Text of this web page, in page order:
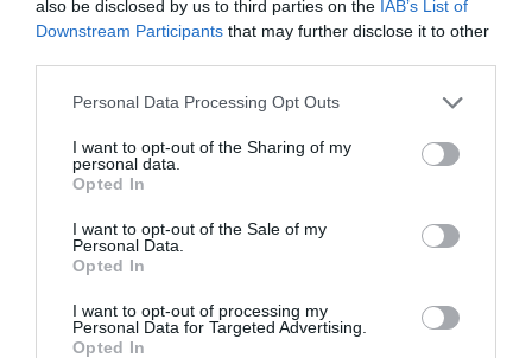
also be disclosed by us to third parties on the IAB’s List of
Downstream Participants that may further disclose it to other
Personal Data Processing Opt Outs
I want to opt-out of the Sharing of my
personal data.
Opted In
I want to opt-out of the Sale of my
Personal Data.
Opted In
I want to opt-out of processing my
Personal Data for Targeted Advertising.
Opted In
Vinbärskakor med kokos
Vinbärskakor med kokos i små formar. En slags
med röda...